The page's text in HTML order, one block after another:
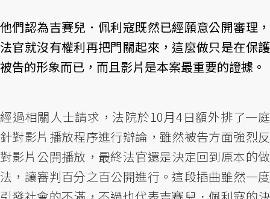
他們認為吉賽兒．佩利寇既然已經願意公開審理，
法官就沒有權利再把門關起來，這麼做只是在保護
被告的形象而已，而且影片是本案最重要的證據。
經過相關人士請求，法院於10月4日額外排了一庭
針對影片播放程序進行辯論，雖然被告方面強烈反
對影片公開播放，最終法官還是決定回到原本的做
法，讓審判百分之百公開進行。這段插曲雖然一度